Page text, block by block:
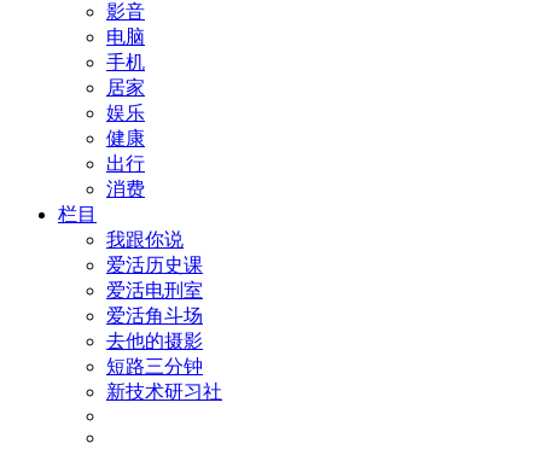
影音
电脑
手机
居家
娱乐
健康
出行
消费
栏目
我跟你说
爱活历史课
爱活电刑室
爱活角斗场
去他的摄影
短路三分钟
新技术研习社